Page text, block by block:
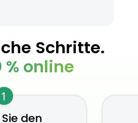
Schritte.
% online
1
den